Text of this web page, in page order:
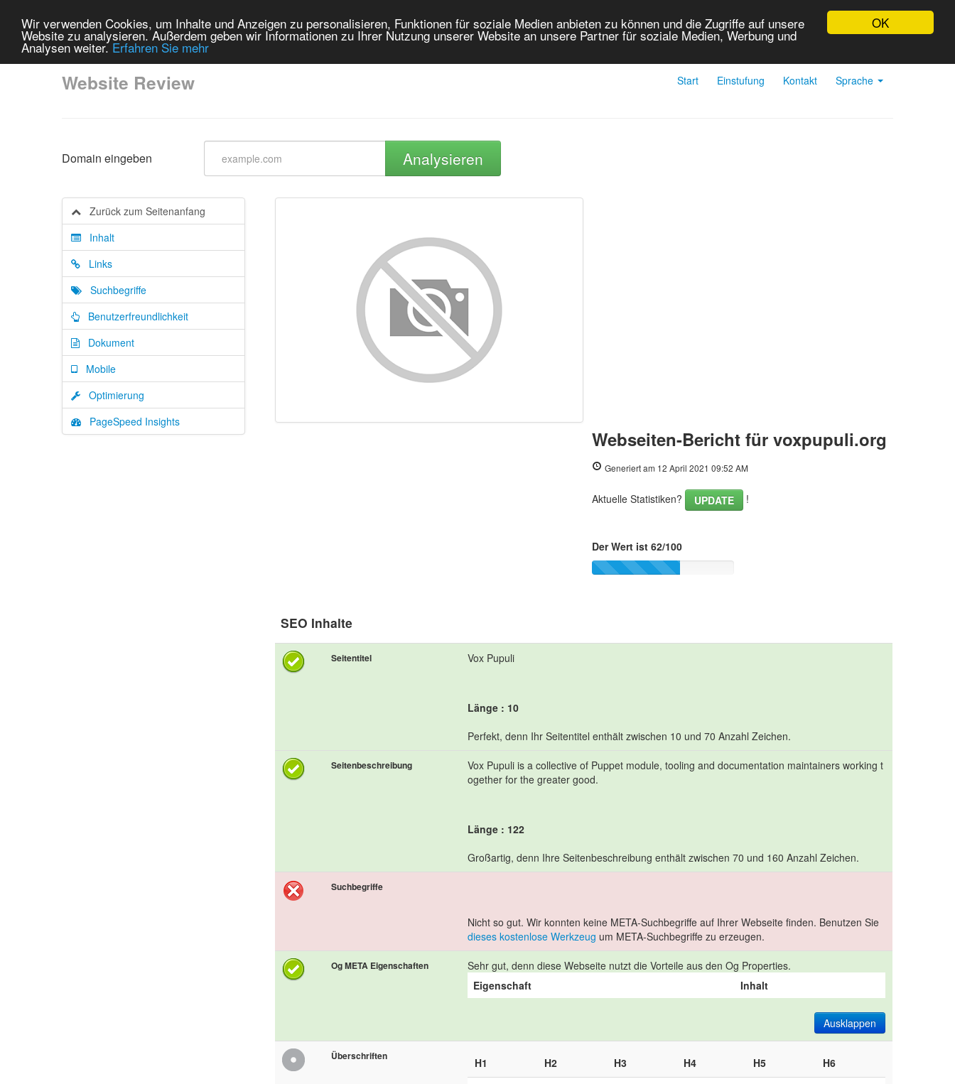
OK
Wir verwenden Cookies, um Inhalte und Anzeigen zu personalisieren, Funktionen für soziale Medien anbieten zu können und die Zugriffe auf unsere
Website zu analysieren. Außerdem geben wir Informationen zu Ihrer Nutzung unserer Website an unsere Partner für soziale Medien, Werbung und
Analysen weiter. Erfahren Sie mehr
Start Einstufung Kontakt Sprache
Website Review
Domain eingeben Analysieren
Zurück zum Seitenanfang
Inhalt
Links
Suchbegriffe
Benutzerfreundlichkeit
Dokument
Mobile
Optimierung
PageSpeed Insights
Webseiten-Bericht für voxpupuli.org
Generiert am 12 April 2021 09:52 AM
Aktuelle Statistiken? UPDATE !
Der Wert ist 62/100
SEO Inhalte
Seitentitel Vox Pupuli
Länge : 10
Perfekt, denn Ihr Seitentitel enthält zwischen 10 und 70 Anzahl Zeichen.
Seitenbeschreibung
Vox Pupuli is a collective of Puppet module, tooling and documentation maintainers working t
ogether for the greater good.
Länge : 122
Großartig, denn Ihre Seitenbeschreibung enthält zwischen 70 und 160 Anzahl Zeichen.
Suchbegriffe
Nicht so gut. Wir konnten keine META-Suchbegriffe auf Ihrer Webseite finden. Benutzen Sie
dieses kostenlose Werkzeug um META-Suchbegriffe zu erzeugen.
Og META Eigenschaften
Sehr gut, denn diese Webseite nutzt die Vorteile aus den Og Properties.
Eigenschaft
Inhalt
Ausklappen
Überschriften H1 H2 H3 H4 H5 H6